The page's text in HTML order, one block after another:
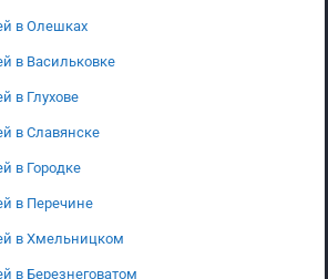
в Олешках
в Васильковке
в Глухове
в Славянске
в Городке
в Перечине
в Хмельницком
в Березнеговатом